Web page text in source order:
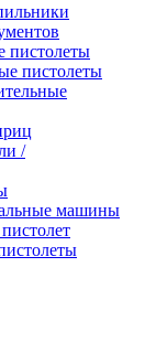
пистолеты
пистолеты
/
машины